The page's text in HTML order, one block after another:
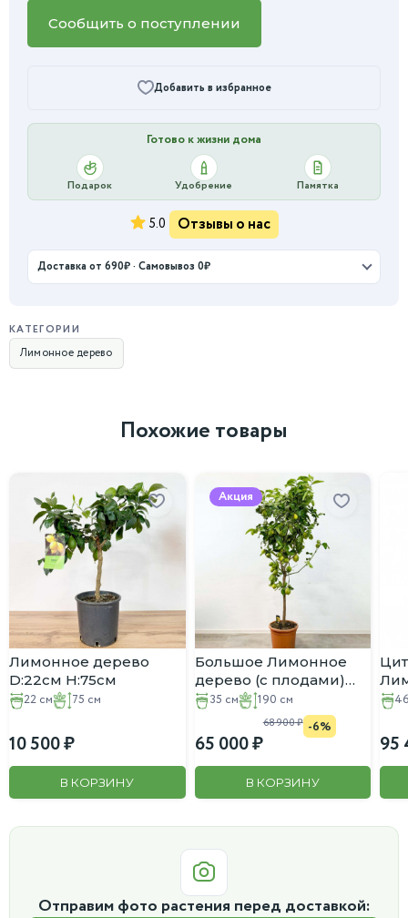
Сообщить о поступлении
Добавить в избранное
Готово к жизни дома
Подарок Удобрение Памятка
5.0 Отзывы о нас
Доставка от 690₽ · Самовывоз 0₽
КАТЕГОРИИ
Лимонное дерево
Похожие товары
Лимонное дерево
D:22см H:75см
22 см
75 см
10 500
В КОРЗИНУ
Акция
Большое Лимонное
дерево (с плодами)
D:35см H:190см
35 см 190 см
65 000
68 900 -6%
В КОРЗИНУ
95
Отправим фото растения перед доставкой: